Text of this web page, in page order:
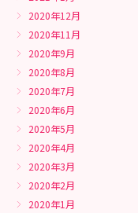
2020年12月
2020年11月
2020年9月
2020年8月
2020年7月
2020年6月
2020年5月
2020年4月
2020年3月
2020年2月
2020年1月